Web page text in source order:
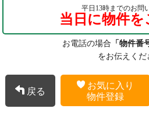
平日13時までのお問
当日に物件を
お電話の場合 「物件番
をお伝えくだ
戻る
お気に入り
物件登録